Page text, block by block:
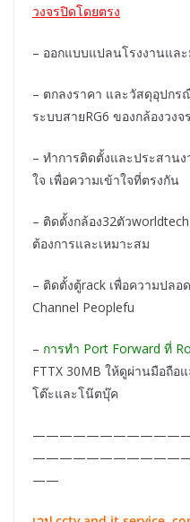
วงจรปิดโดยตรง
– ออกแบบแปลนโรงงานแล
– ตกลงราคา และวัสดุอุปก
ระบบสายRG6 ของกล้องวงจ
– ทำการติดตั้งและประสาน
ใจ เพื่อความเข้าใจที่ตรงกัน
– ติดตั้งกล้อง32ตัว
ต้องการและเหมาะสม
– ติดตั้งตู้rack เพื่อความปลอ
Channel Peoplefu
– การทำ Port Forward ที่
FTTX 30MB ให้ดูผ่านมือถือ
โต๊ะและโน๊ตบุ๊ค
——